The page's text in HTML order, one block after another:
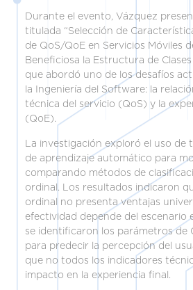
Durante el evento, Vázquez
titulada “Selección de
de QoS/QoE en Servicios Móviles
Beneficiosa la Estructura de Clases
que abordó uno de los desafíos
la Ingeniería del Software: la
técnica del servicio (QoS) y la
(QoE).
La investigación exploró el uso de
de aprendizaje automático para
comparando métodos de
ordinal. Los resultados indicaron
ordinal no presenta ventajas
efectividad depende del escenario
se identificaron los parámetros de
para predecir la percepción del
que no todos los indicadores
impacto en la experiencia final.